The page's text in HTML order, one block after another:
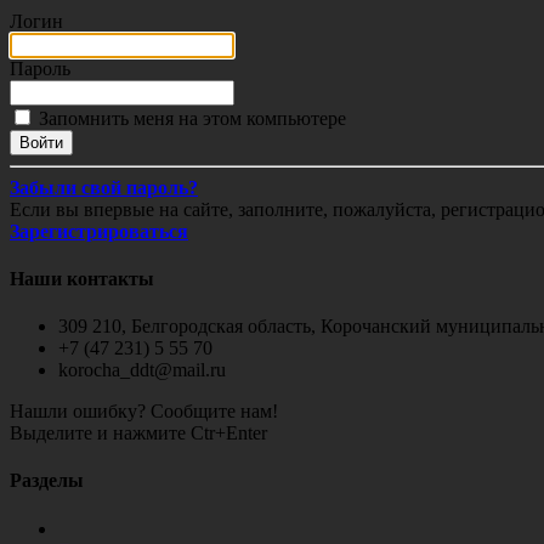
Логин
Пароль
Запомнить меня на этом компьютере
Забыли свой пароль?
Если вы впервые на сайте, заполните, пожалуйста,
Зарегистрироваться
Наши контакты
309 210, Белгородская область, Корочанский
+7 (47 231) 5 55 70
korocha_ddt@mail.ru
Нашли ошибку? Сообщите нам!
Выделите и нажмите Ctr+Enter
Разделы